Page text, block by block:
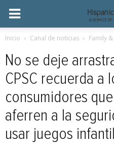
Inicio Canal de noticias Family
No se deje
CPSC recuerda a
consumidores
aferren a la
usar juegos